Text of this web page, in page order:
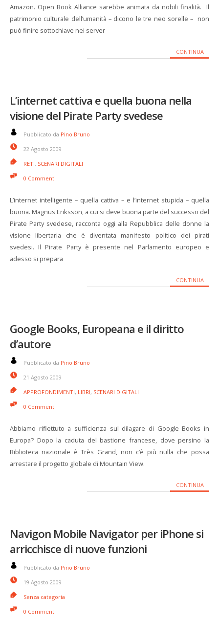
Amazon. Open Book Alliance sarebbe animata da nobili finalità. Il
patrimonio culturale dell’umanità – dicono le tre neo sorelle – non
può finire sottochiave nei server
CONTINUA
L’internet cattiva e quella buona nella
visione del Pirate Party svedese
Pubblicato da Pino Bruno
22 Agosto 2009
RETI, SCENARI DIGITALI
0 Commenti
L’internet intelligente – quella cattiva – e l’internet stupida – quella
buona. Magnus Eriksson, a cui si deve buona parte del successo del
Pirate Party svedese, racconta oggi alla Repubblica delle donne la
visione libertaria che è diventata manifesto politico dei pirati
svedesi. Il Pirate Party è presente nel Parlamento europeo e
adesso si prepara
CONTINUA
Google Books, Europeana e il diritto
d’autore
Pubblicato da Pino Bruno
21 Agosto 2009
APPROFONDIMENTI, LIBRI, SCENARI DIGITALI
0 Commenti
Abbiamo riflettuto a sufficienza sul dilagare di Google Books in
Europa? Dopo la caduta del bastione francese, dove persino la
Biblioteca nazionale è Très Grand, non c’è più nulla che possa
arrestare il progetto globale di Mountain View.
CONTINUA
Navigon Mobile Navigator per iPhone si
arricchisce di nuove funzioni
Pubblicato da Pino Bruno
19 Agosto 2009
Senza categoria
0 Commenti